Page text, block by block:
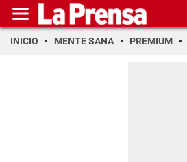
INICIO MENTE SANA PREMIUM